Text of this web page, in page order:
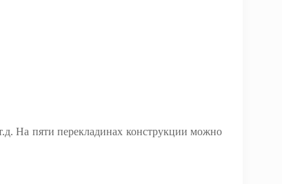
На пяти перекладинах конструкции можно